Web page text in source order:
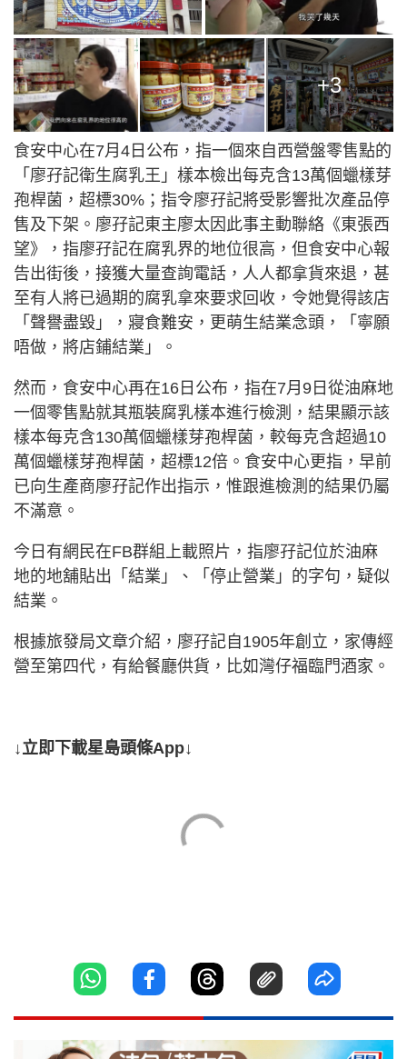
+3
食安中心在7月4日公布，指一個來自西營盤零售點的
「廖孖記衛生腐乳王」樣本檢出每克含13萬個蠟樣芽
孢桿菌，超標30%；指令廖孖記將受影響批次產品停
售及下架。廖孖記東主廖太因此事主動聯絡《東張西
望》，指廖孖記在腐乳界的地位很高，但食安中心報
告出街後，接獲大量查詢電話，人人都拿貨來退，甚
至有人將已過期的腐乳拿來要求回收，令她覺得該店
「聲譽盡毀」，寢食難安，更萌生結業念頭，「寧願
唔做，將店鋪結業」。
然而，食安中心再在16日公布，指在7月9日從油麻地
一個零售點就其瓶裝腐乳樣本進行檢測，結果顯示該
樣本每克含130萬個蠟樣芽孢桿菌，較每克含超過10
萬個蠟樣芽孢桿菌，超標12倍。食安中心更指，早前
已向生產商廖孖記作出指示，惟跟進檢測的結果仍屬
不滿意。
今日有網民在FB群組上載照片，指廖孖記位於油麻
地的地舖貼出「結業」、「停止營業」的字句，疑似
結業。
根據旅發局文章介紹，廖孖記自1905年創立，家傳經
營至第四代，有給餐廳供貨，比如灣仔福臨門酒家。
↓立即下載星島頭條App↓